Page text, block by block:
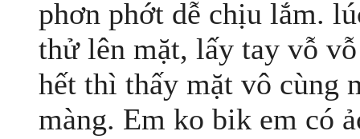
phơn phớt dễ chịu lắm.
thử lên mặt, lấy tay vỗ
hết thì thấy mặt vô cùng
màng. Em ko bik em có